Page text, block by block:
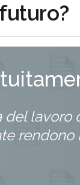
del lavoro
rendono